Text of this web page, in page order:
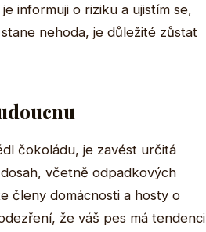
informuji o riziku a ujistím se,
nehoda, je důležité zůstat
čokoládu, je zavést určitá
včetně odpadkových
členy domácnosti a hosty o
že váš pes má tendenci